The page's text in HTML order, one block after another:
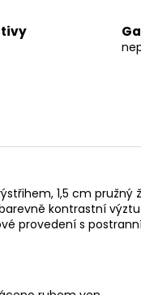
1,5 cm pružný
kontrastní
provedení s